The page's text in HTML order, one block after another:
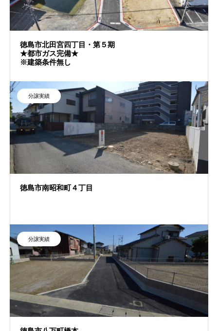
徳島市北田宮四丁目・第５期
★都市ガス完備★
※建築条件無し
分譲実績
徳島市南昭和町４丁目
分譲実績